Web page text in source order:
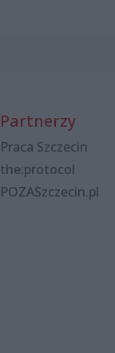
Partnerzy
Praca Szczecin
the:protocol
POZASzczecin.pl